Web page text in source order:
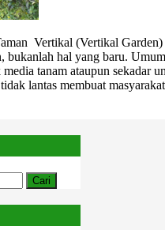
Vertikal (Vertikal
bukanlah hal yang baru.
tanam ataupun sekadar
lantas membuat